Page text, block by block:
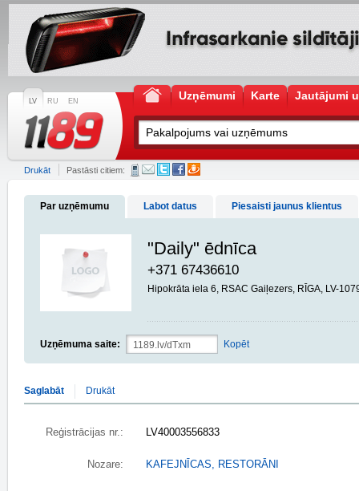
LV RU EN Uzņēmumi Karte Jautājumi
Drukāt Pastāsti citiem:
Par uzņēmumu Labot datus Piesaisti jaunus klientus
"Daily" ēdnīca
+371 67436610
Hipokrāta iela 6, RSAC Gaiļezers, RĪGA, LV-
Uzņēmuma saite: Kopēt
Saglabāt Drukāt
Reģistrācijas nr.: LV40003556833
Nozare: KAFEJNĪCAS, RESTORĀNI